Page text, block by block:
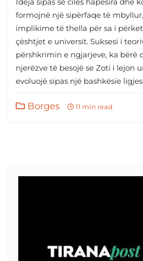
formojnë një sipërfaqe të
implikime të thella për sa i
çështjet e universit. Suksesi i
përshkrimin e ngjarjeve, ka bërë
njerëzve të besojë se Zoti i lejon
evoluojë sipas një bashkësie
Borges 11 min read